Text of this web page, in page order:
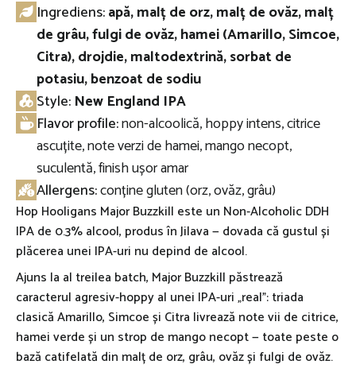
Ingrediens:apă, malț de orz, malț de ovăz, malț
de grâu, fulgi de ovăz, hamei (Amarillo, Simcoe,
Citra), drojdie, maltodextrină, sorbat de
potasiu, benzoat de sodiu
Style: New England IPA
Flavor profile:non-alcoolică, hoppy intens, citrice
ascuțite, note verzi de hamei, mango necopt,
suculentă, finish ușor amar
Allergens:conține gluten (orz, ovăz, grâu)
Hop Hooligans Major Buzzkill este un Non-Alcoholic DDH
IPA de 0.3% alcool, produs în Jilava — dovada că gustul și
plăcerea unei IPA-uri nu depind de alcool.
Ajuns la al treilea batch, Major Buzzkill păstrează
caracterul agresiv-hoppy al unei IPA-uri „real”: triada
clasică Amarillo, Simcoe și Citra livrează note vii de citrice,
hamei verde și un strop de mango necopt — toate peste o
bază catifelată din malț de orz, grâu, ovăz și fulgi de ovăz.